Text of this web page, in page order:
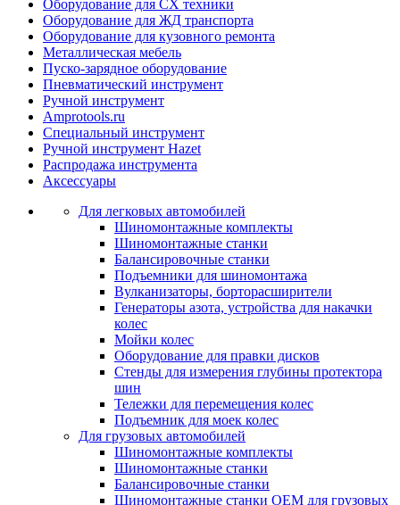
Оборудование для СХ техники
Оборудование для ЖД транспорта
Оборудование для кузовного ремонта
Металлическая мебель
Пуско-зарядное оборудование
Пневматический инструмент
Ручной инструмент
Amprotools.ru
Специальный инструмент
Ручной инструмент Hazet
Распродажа инструмента
Аксессуары
Для легковых автомобилей
Шиномонтажные комплекты
Шиномонтажные станки
Балансировочные станки
Подъемники для шиномонтажа
Вулканизаторы, борторасширители
Генераторы азота, устройства для накачки
колес
Мойки колес
Оборудование для правки дисков
Стенды для измерения глубины протектора
шин
Тележки для перемещения колес
Подъемник для моек колеc
Для грузовых автомобилей
Шиномонтажные комплекты
Шиномонтажные станки
Балансировочные станки
Шиномонтажные станки ОЕМ для грузовых